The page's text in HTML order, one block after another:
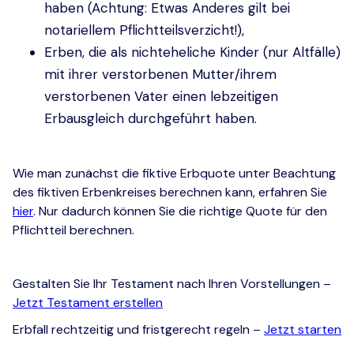
haben (Achtung: Etwas Anderes gilt bei
notariellem Pflichtteilsverzicht!),
Erben, die als nichteheliche Kinder (nur Altfälle)
mit ihrer verstorbenen Mutter/ihrem
verstorbenen Vater einen lebzeitigen
Erbausgleich durchgeführt haben.
Wie man zunächst die fiktive Erbquote unter Beachtung
des fiktiven Erbenkreises berechnen kann, erfahren Sie
hier. Nur dadurch können Sie die richtige Quote für den
Pflichtteil berechnen.
Gestalten Sie Ihr Testament nach Ihren Vorstellungen –
Jetzt Testament erstellen
Erbfall rechtzeitig und fristgerecht regeln – Jetzt starten